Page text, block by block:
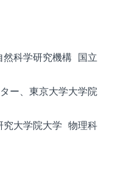
科学研究機構 国立
ー、東京大学大学院
究大学院大学 物理科